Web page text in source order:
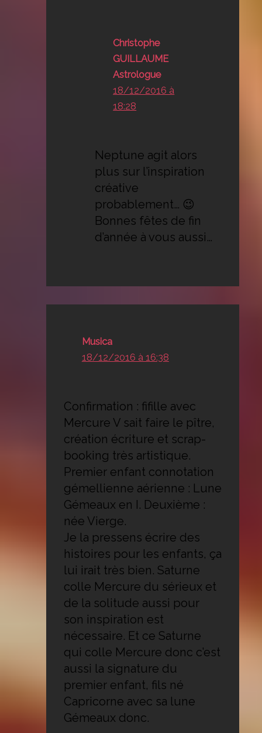
Christophe
GUILLAUME
Astrologue
18/12/2016 à
18:28
Neptune agit alors
plus sur l’inspiration
créative
probablement… 😉
Bonnes fêtes de fin
d’année à vous aussi…
Musica
18/12/2016 à 16:38
Confirmation : fifille avec
Mercure V sait faire le pître,
création écriture et scrap-
booking très artistique.
Premier enfant connotation
gémellienne aérienne : Lune
Gémeaux en I. Deuxième :
née Vierge.
Je la pressens écrire des
histoires pour les enfants, ça
lui irait très bien. Saturne
colle Mercure du sérieux et
de la solitude aussi pour
son inspiration est
nécessaire. Et ce Saturne
qui colle Mercure donc c’est
aussi la signature du
premier enfant, fils né
Capricorne avec sa lune
Gémeaux donc.